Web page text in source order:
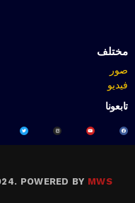
مختلف
صور
فيديو
تابعونا
POWERED BY MWS